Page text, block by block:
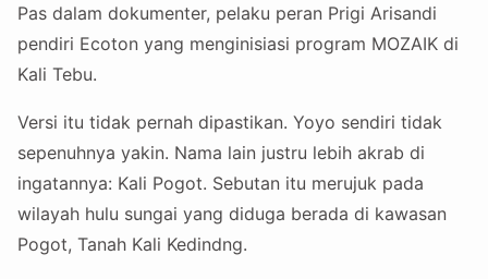
Pas dalam dokumenter, pelaku peran Prigi Arisandi
pendiri Ecoton yang menginisiasi program MOZAIK di
Kali Tebu.
Versi itu tidak pernah dipastikan. Yoyo sendiri tidak
sepenuhnya yakin. Nama lain justru lebih akrab di
ingatannya: Kali Pogot. Sebutan itu merujuk pada
wilayah hulu sungai yang diduga berada di kawasan
Pogot, Tanah Kali Kedindng.